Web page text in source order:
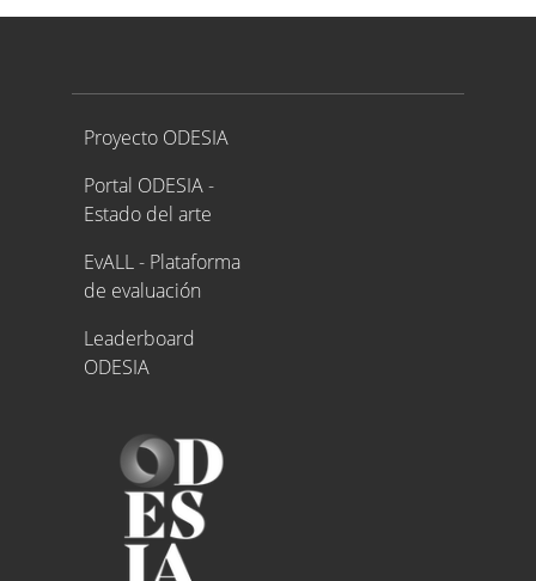
Proyecto ODESIA
Proyecto ODESIA
Portal ODESIA -
Estado del arte
EvALL - Plataforma
de evaluación
Leaderboard
ODESIA